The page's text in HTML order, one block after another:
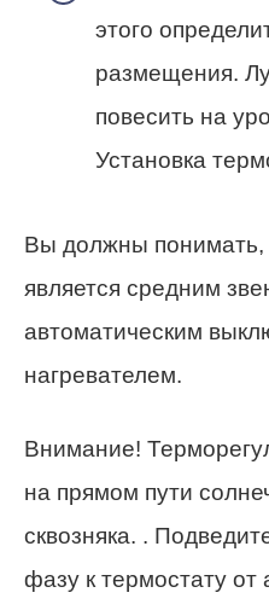
этого
размещения.
повесить на
Установка
Вы должны понимать,
является средним
автоматическим
нагревателем.
Внимание!
на прямом пути
сквозняка. .
фазу к термостату от